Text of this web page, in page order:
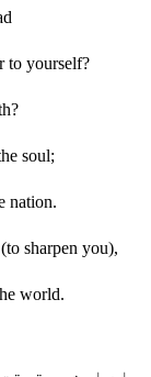
to yourself?
soul;
nation.
sharpen you),
world.